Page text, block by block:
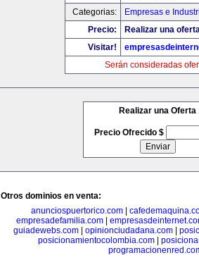
Categorias:
Empresas e
Precio:
Realizar una
Visitar!
Serán consideradas
Realizar una Oferta
Precio Ofrecido $
Otros dominios en venta:
anunciospuertorico.com|
empresadefamilia.com
guiadewebs.com
opinionciudadana.com
posicionamientocolombia.com|